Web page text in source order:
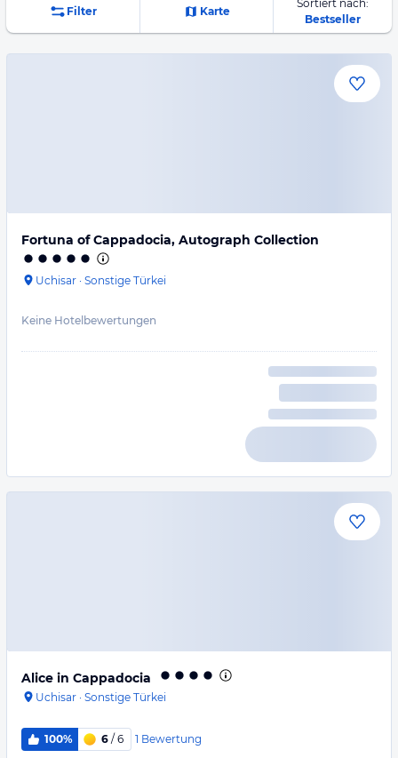
Filter Karte
Sortiert nach:
Bestseller
Fortuna of Cappadocia, Autograph Collection
Uchisar · Sonstige Türkei
Keine Hotelbewertungen
Alice in Cappadocia
Uchisar · Sonstige Türkei
100% 6 / 6 1 Bewertung